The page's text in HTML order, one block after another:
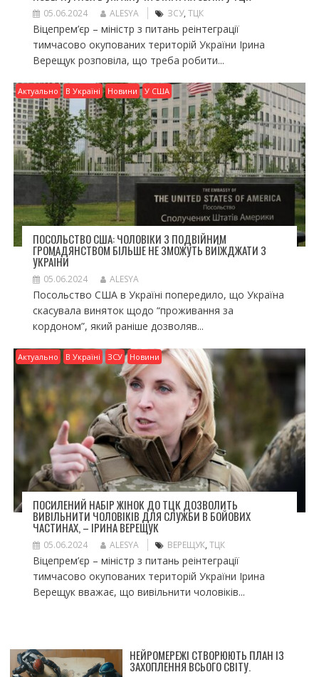
05.06.2024 ALESYA ЗСУ, ТЦК
Віцепрем’єр – міністр з питань реінтеграції
тимчасово окупованих територій України Ірина
Верещук розповіла, що треба робити...
Актуально В Україні Новини У США
ПОСОЛЬСТВО США: ЧОЛОВІКИ З ПОДВІЙНИМ
ГРОМАДЯНСТВОМ БІЛЬШЕ НЕ ЗМОЖУТЬ ВИЇЖДЖАТИ З
УКРАЇНИ
05.06.2024 ALESYA
Посольство США в Україні попередило, що Україна
скасувала виняток щодо “проживання за
кордоном”, який раніше дозволяв...
Актуально В Україні ЗСУ Новини
ПОСИЛЕНИЙ НАБІР ЖІНОК ДО ТЦК ДОЗВОЛИТЬ
ВИВІЛЬНИТИ ЧОЛОВІКІВ ДЛЯ СЛУЖБИ В БОЙОВИХ
ЧАСТИНАХ, – ІРИНА ВЕРЕЩУК
05.06.2024 ALESYA ВЕРЕЩУК, ТЦК
Віцепрем’єр – міністр з питань реінтеграції
тимчасово окупованих територій України Ірина
Верещук вважає, що вивільнити чоловіків...
НЕЙРОМЕРЕЖІ СТВОРЮЮТЬ ПЛАН ІЗ
ЗАХОПЛЕННЯ ВСЬОГО СВІТУ.